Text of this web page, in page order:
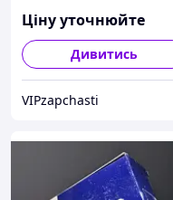
Ціну уточнюйте
Дивитись
VIPzapchasti